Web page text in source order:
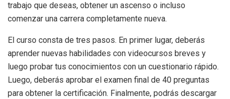
trabajo que deseas, obtener un ascenso o incluso
comenzar una carrera completamente nueva.
El curso consta de tres pasos. En primer lugar, deberás
aprender nuevas habilidades con videocursos breves y
luego probar tus conocimientos con un cuestionario rápido.
Luego, deberás aprobar el examen final de 40 preguntas
para obtener la certificación. Finalmente, podrás descargar